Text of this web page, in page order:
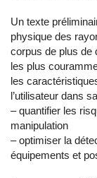
Un texte
physique des
corpus de plus de
les plus
les
l’utilisateur dans
– quantifier les
manipulation
– optimiser la
équipements et